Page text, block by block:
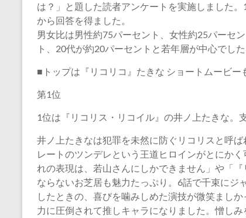
は？」と題した読者アンケートを実施しました
から回答を得ました。
男女比は男性約75パーセント、女性約25パーセ
ト、20代が約20パーセントと若年層が中心でした
■トップは『リコリコ』たきな ショートムービー
第1位
1位は『リコリス・リコイル』の井ノ上たきな。
井ノ上たきなは犯罪を未然に防ぐリコリスと呼
レートのツンデレという王道ヒロインがとにか
れの表現は、若山さんにしかできません」や「
ならないお芝居も魅力たっぷり。6話で千束にジ
したときの、喜びを噛みしめた演技が微笑まし
力に圧倒されて推しキャラになりました。憎し